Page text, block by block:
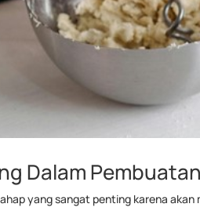
Dalam
yang sangat penting karena